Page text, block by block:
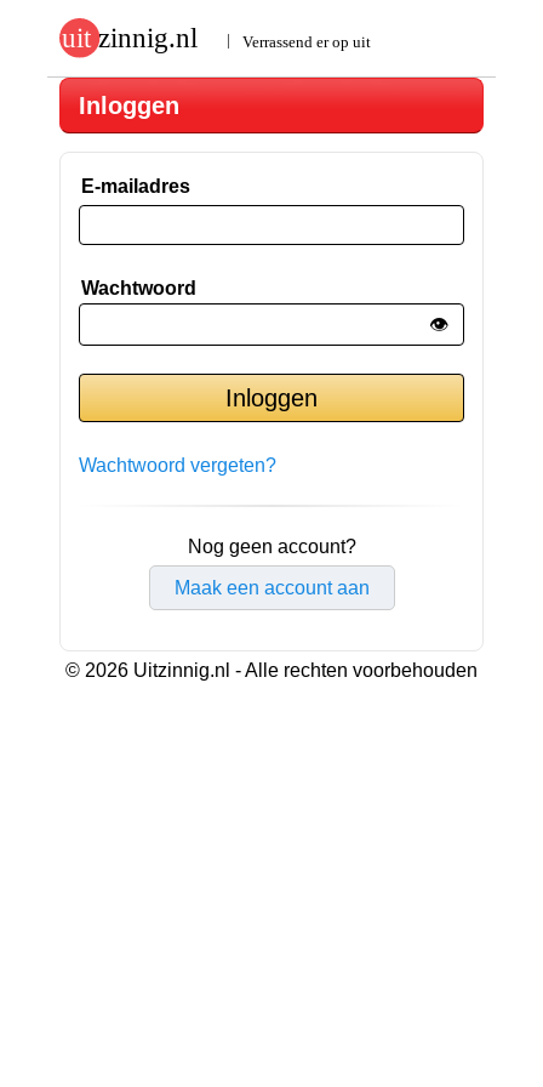
Inloggen
E-mailadres
Wachtwoord
👁️
Wachtwoord vergeten?
Nog geen account?
Maak een account aan
© 2026 Uitzinnig.nl - Alle rechten voorbehouden